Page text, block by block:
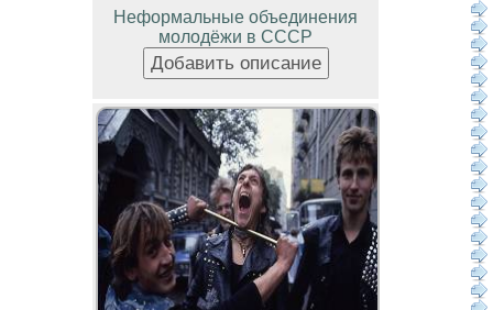
Неформальные объединения
молодёжи в СССР